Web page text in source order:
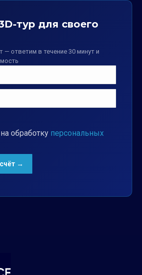
тур для своего
— ответим в течение 30 минут и
обработку персональных